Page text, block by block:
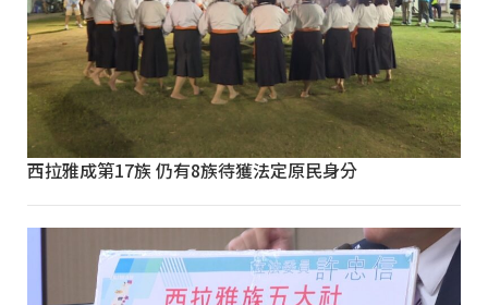
西拉雅成第17族 仍有8族待獲法定原民身分